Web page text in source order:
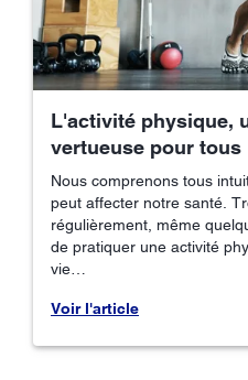
L'activité physique,
vertueuse pour tous
Nous comprenons tous
peut affecter notre santé.
régulièrement, même
de pratiquer une activité
vie…
Voir l'article